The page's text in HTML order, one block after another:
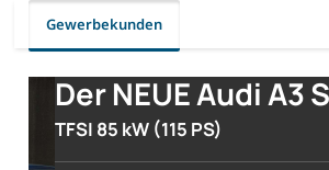
Gewerbekunden
Der NEUE Audi A3
TFSI 85 kW (115 PS)